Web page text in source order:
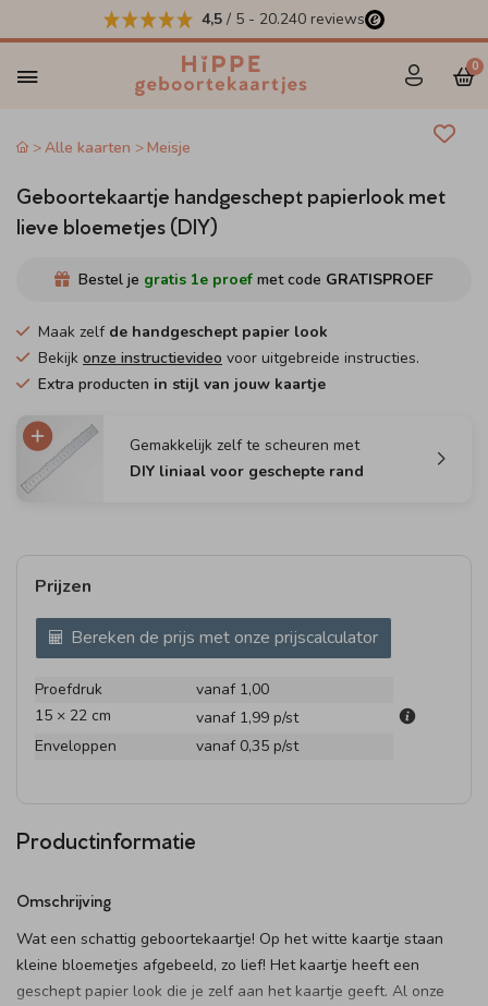
4,5 / 5 - 20.240 reviews
0
Alle kaarten Meisje
Geboortekaartje handgeschept papierlook met
lieve bloemetjes (DIY)
Bestel je gratis 1e proef met code GRATISPROEF
Maak zelf de handgeschept papier look
Bekijk onze instructievideo voor uitgebreide instructies.
Extra producten in stijl van jouw kaartje
Gemakkelijk zelf te scheuren met
DIY liniaal voor geschepte rand
Prijzen
Bereken de prijs met onze prijscalculator
Proefdruk
vanaf 1,00
15 × 22 cm
vanaf 1,99 p/st
Enveloppen
vanaf 0,35 p/st
Productinformatie
Omschrijving
Wat een schattig geboortekaartje! Op het witte kaartje staan
kleine bloemetjes afgebeeld, zo lief! Het kaartje heeft een
geschept papier look die je zelf aan het kaartje geeft. Al onze